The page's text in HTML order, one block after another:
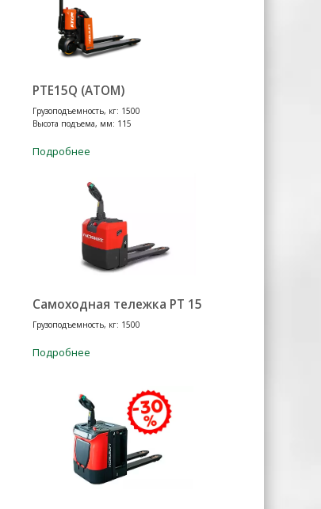
PTE15Q (ATOM)
Грузоподъемность, кг: 1500
Высота подъема, мм: 115
Подробнее
Самоходная тележка PT 15
Грузоподъемность, кг: 1500
Подробнее